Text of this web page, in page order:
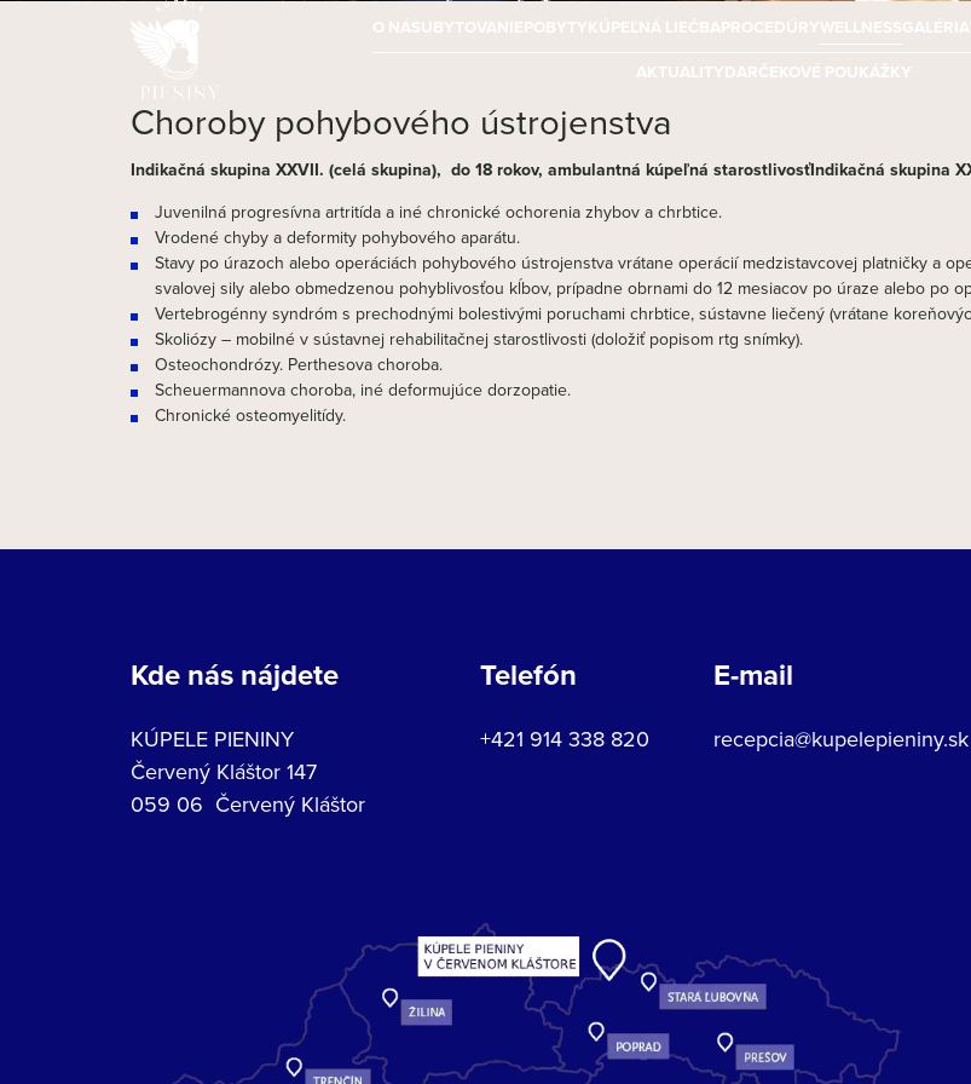
O NÁSUBYTOVANIEPOBYTYKÚPEĽNÁ LIEČBAPROCEDÚRYWELLNESSGALÉRIA
AKTUALITYDARČEKOVÉ POUKÁŽKY
Choroby pohybového ústrojenstva
Indikačná skupina XXVII. (celá skupina), do 18 rokov, ambulantná kúpeľná starostlivosťIndikačná skupina
Juvenilná progresívna artritída a iné chronické ochorenia zhybov a chrbtice.
Vrodené chyby a deformity pohybového aparátu.
Stavy po úrazoch alebo operáciách pohybového ústrojenstva vrátane operácií medzistavcovej platničky a
svalovej sily alebo obmedzenou pohyblivosťou kĺbov, prípadne obrnami do 12 mesiacov po úraze alebo po
Vertebrogénny syndróm s prechodnými bolestivými poruchami chrbtice, sústavne liečený (vrátane
Skoliózy – mobilné v sústavnej rehabilitačnej starostlivosti (doložiť popisom rtg snímky).
Osteochondrózy. Perthesova choroba.
Scheuermannova choroba, iné deformujúce dorzopatie.
Chronické osteomyelitídy.
Kde nás nájdete
KÚPELE PIENINY
Červený Kláštor 147
059 06 Červený Kláštor
Telefón
+421 914 338 820
E-mail
recepcia@kupelepieniny.sk